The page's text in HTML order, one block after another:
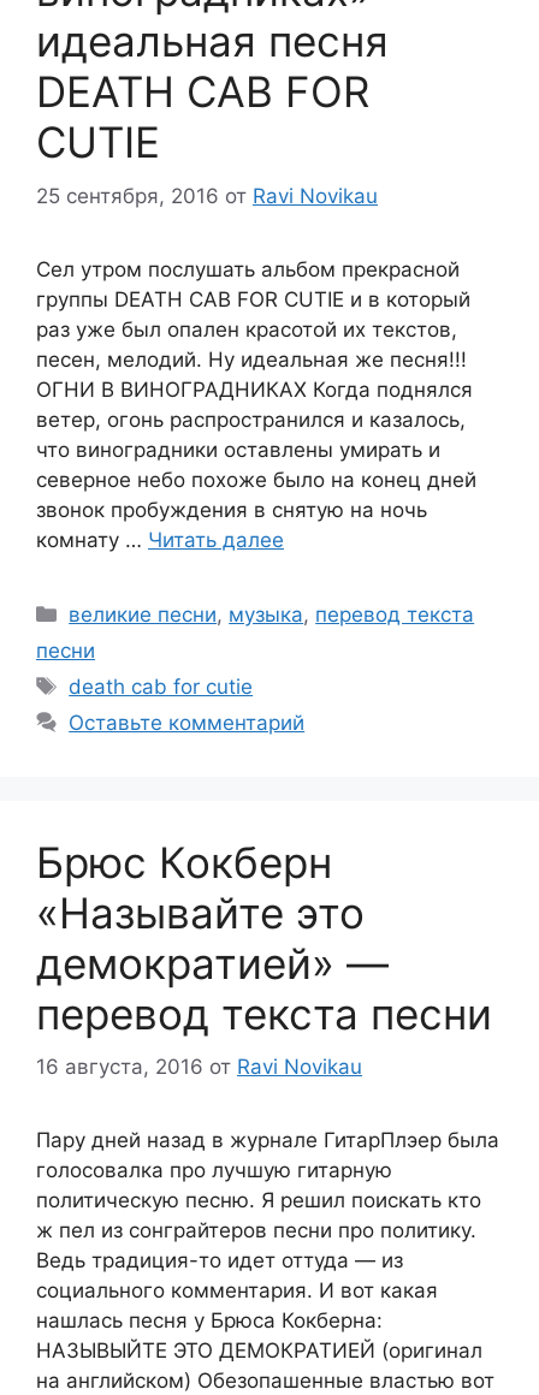
идеальная песня
DEATH CAB FOR
CUTIE
25 сентября, 2016 от Ravi Novikau
Сел утром послушать альбом прекрасной
группы DEATH CAB FOR CUTIE и в который
раз уже был опален красотой их текстов,
песен, мелодий. Ну идеальная же песня!!!
ОГНИ В ВИНОГРАДНИКАХ Когда поднялся
ветер, огонь распространился и казалось,
что виноградники оставлены умирать и
северное небо похоже было на конец дней
звонок пробуждения в снятую на ночь
комнату … Читать далее
Рубрики
великие песни, музыка, перевод текста
песни
Метки
death cab for cutie
Оставьте комментарий
Брюс Кокберн
«Называйте это
демократией» —
перевод текста песни
16 августа, 2016 от Ravi Novikau
Пару дней назад в журнале ГитарПлэер была
голосовалка про лучшую гитарную
политическую песню. Я решил поискать кто
ж пел из сонграйтеров песни про политику.
Ведь традиция-то идет оттуда — из
социального комментария. И вот какая
нашлась песня у Брюса Кокберна:
НАЗЫВЫЙТЕ ЭТО ДЕМОКРАТИЕЙ (оригинал
на английском) Обезопашенные властью вот